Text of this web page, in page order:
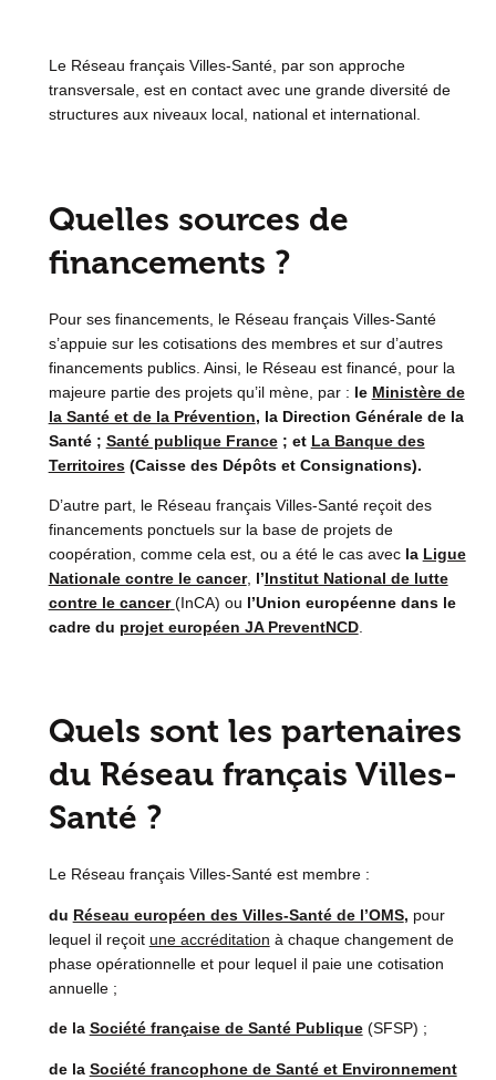
Le Réseau français Villes-Santé, par son approche
transversale, est en contact avec une grande diversité de
structures aux niveaux local, national et international.
Quelles sources de
financements ?
Pour ses financements, le Réseau français Villes-Santé
s’appuie sur les cotisations des membres et sur d’autres
financements publics. Ainsi, le Réseau est financé, pour la
majeure partie des projets qu’il mène, par : le Ministère de
la Santé et de la Prévention, la Direction Générale de la
Santé ; Santé publique France; et La Banque des
Territoires(Caisse des Dépôts et Consignations).
D’autre part, le Réseau français Villes-Santé reçoit des
financements ponctuels sur la base de projets de
coopération, comme cela est, ou a été le cas avec la Ligue
Nationale contre le cancer, l’Institut National de lutte
contre le cancer (InCA) ou l’Union européenne dans le
cadre du projet européen JA PreventNCD.
Quels sont les partenaires
du Réseau français Villes-
Santé ?
Le Réseau français Villes-Santé est membre :
du Réseau européen des Villes-Santé de l’OMS, pour
lequel il reçoit une accréditation à chaque changement de
phase opérationnelle et pour lequel il paie une cotisation
annuelle ;
de la Société française de Santé Publique(SFSP) ;
de la Société francophone de Santé et Environnement